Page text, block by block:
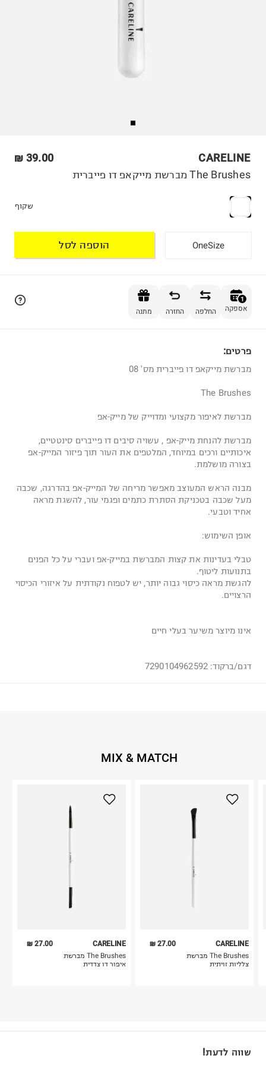
CARELINE
39.00 ₪
The Brushes מברשת מייקאפ דו פייברית
שקוף
OneSize הוספה לסל
1
אספקה החלפה החזרה מתנה
פרטים:
מברשת מייקאפ דו פייברית מס' 08
The Brushes
מברשת לאיפור מקצועי ומדוייק של מייק-אפ
מברשת להנחת מייק-אפ , עשויה סיבים דו פייברים סינטטיים,
איכותיים ורכים במיוחד, המלטפים את העור תוך פיזור המייק-אפ
בצורה מושלמת.
מבנה הראש המעוצב מאפשר מריחה של המייק-אפ בהדרגה, שכבה
מעל שכבה בטכניקת הסתרת כתמים ופגמי עור, להשגת מראה
אחיד וטבעי.
אופן השימוש:
טבלי בעדינות את קצות המברשת במייק-אפ ועברי על כל הפנים
בתנועות ליטוף.
להגשת מראה כיסוי גבוה יותר, יש לטפוח נקודתית על איזורי הכיסוי
הרצויים.
אינו מיוצר משיער בעלי חיים
דגם/ברקוד: 7290104962592
MIX & MATCH
27.00 ₪
CARELINE
The Brushes מברשת
איפור דו צדדית
27.00 ₪
CARELINE
The Brushes מברשת
צלליות זויתית
שווה לדעת!